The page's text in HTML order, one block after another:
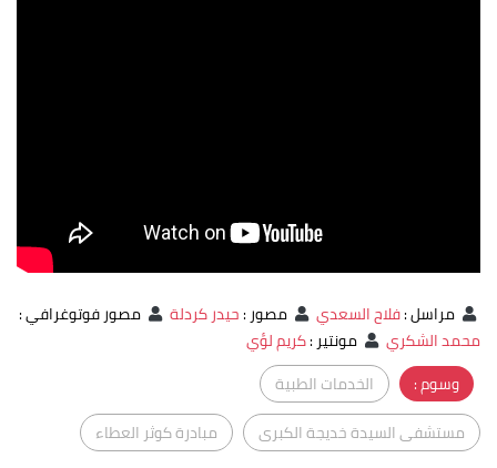
مراسل:فلاح السعدي مصور:حيدر كردلة مصور فوتوغرافي:
محمد الشكري
مونتير:كريم لؤي
وسوم :
الخدمات الطبية
مستشفى السيدة خديجة الكبرى
مبادرة كوثر العطاء